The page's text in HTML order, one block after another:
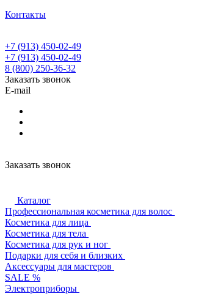
Контакты
+7 (913) 450-02-49
+7 (913) 450-02-49
8 (800) 250-36-32
Заказать звонок
E-mail
Заказать звонок
Каталог
Профессиональная косметика для волос
Косметика для лица
Косметика для тела
Косметика для рук и ног
Подарки для себя и близких
Аксессуары для мастеров
SALE %
Электроприборы